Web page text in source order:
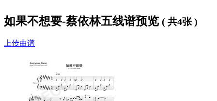
如果不想要歌词：
今晚有些改变
爱是苦辣酸甜
我都不能拒绝
陪你尝一遍 无怨
不想再见
如果不想要-蔡依林五线谱预览 ( 共4张 )
上传曲谱